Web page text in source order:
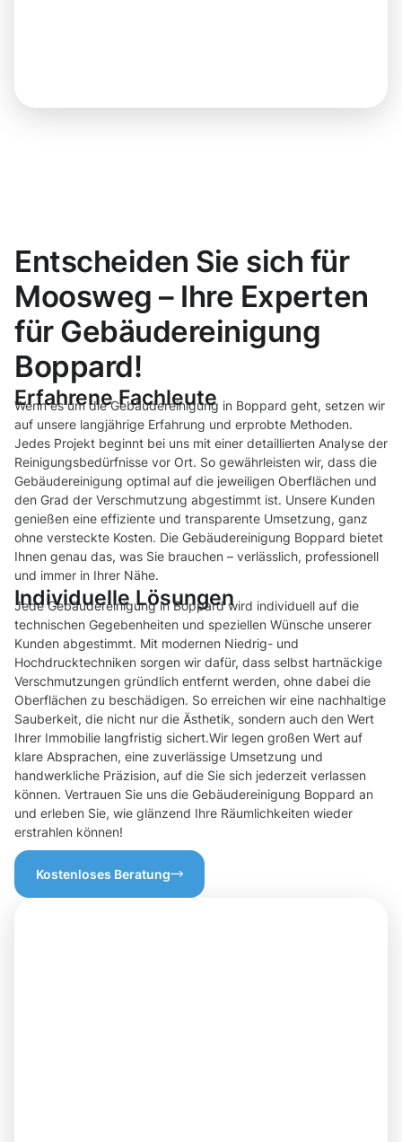
Entscheiden Sie sich für
Moosweg – Ihre Experten
für Gebäudereinigung
Boppard!
Erfahrene Fachleute
Wenn es um die Gebäudereinigung in Boppard geht, setzen wir
auf unsere langjährige Erfahrung und erprobte Methoden.
Jedes Projekt beginnt bei uns mit einer detaillierten Analyse der
Reinigungsbedürfnisse vor Ort. So gewährleisten wir, dass die
Gebäudereinigung optimal auf die jeweiligen Oberflächen und
den Grad der Verschmutzung abgestimmt ist. Unsere Kunden
genießen eine effiziente und transparente Umsetzung, ganz
ohne versteckte Kosten. Die Gebäudereinigung Boppard bietet
Ihnen genau das, was Sie brauchen – verlässlich, professionell
und immer in Ihrer Nähe.
Individuelle Lösungen
Jede Gebäudereinigung in Boppard wird individuell auf die
technischen Gegebenheiten und speziellen Wünsche unserer
Kunden abgestimmt. Mit modernen Niedrig- und
Hochdrucktechniken sorgen wir dafür, dass selbst hartnäckige
Verschmutzungen gründlich entfernt werden, ohne dabei die
Oberflächen zu beschädigen. So erreichen wir eine nachhaltige
Sauberkeit, die nicht nur die Ästhetik, sondern auch den Wert
Ihrer Immobilie langfristig sichert.Wir legen großen Wert auf
klare Absprachen, eine zuverlässige Umsetzung und
handwerkliche Präzision, auf die Sie sich jederzeit verlassen
können. Vertrauen Sie uns die Gebäudereinigung Boppard an
und erleben Sie, wie glänzend Ihre Räumlichkeiten wieder
erstrahlen können!
Kostenloses Beratung